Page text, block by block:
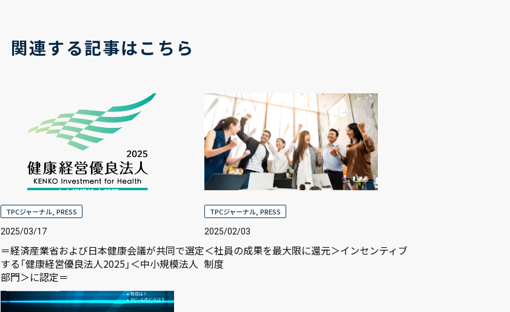
関連する記事はこちら
TPCジャーナル PRESS
2025/03/17
＝経済産業省および日本健康会議が共同で選定
する「健康経営優良法人2025」＜中小規模法人
部門＞に認定＝
TPCジャーナル PRESS
2025/02/03
＜社員の成果を最大限に還元＞インセンティブ
制度